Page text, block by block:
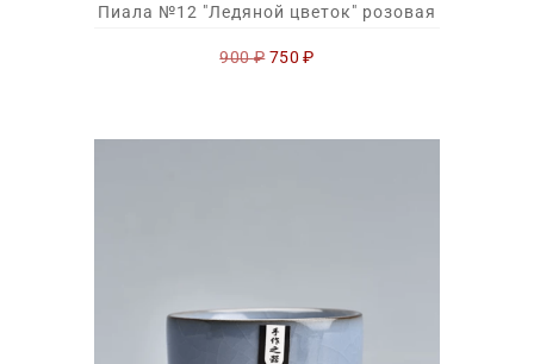
Пиала №12 "Ледяной цветок" розовая
900₽ Первоначальная
750₽Текущая